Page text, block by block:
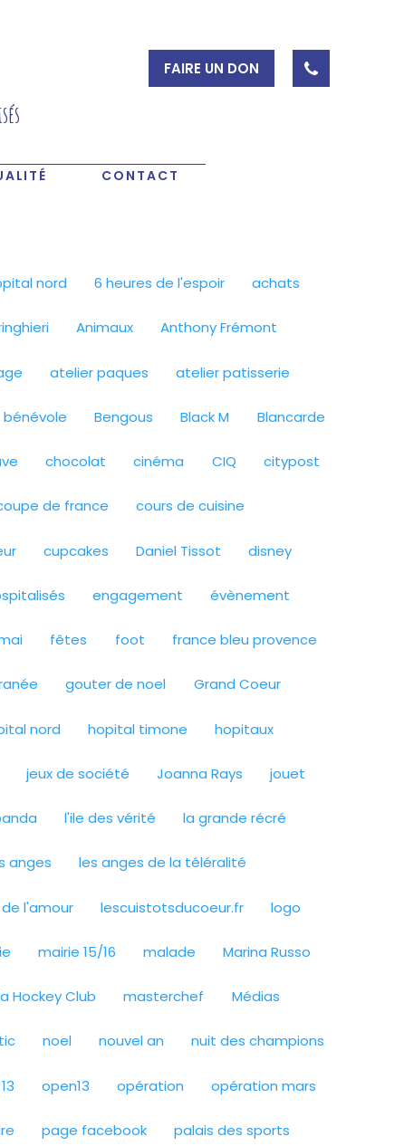
FAIRE UN DON
CONTACT
nord 6 heures de l'espoir achats
Animaux Anthony Frémont
atelier paques atelier patisserie
bénévole Bengous Black M Blancarde
chocolat cinéma CIQ citypost
de france cours de cuisine
cupcakes Daniel Tissot disney
engagement évènement
fêtes foot france bleu provence
gouter de noel Grand Coeur
nord hopital timone hopitaux
jeux de société Joanna Rays jouet
l'ile des vérité la grande récré
anges les anges de la téléralité
l'amour lescuistotsducoeur.fr logo
mairie 15/16 malade Marina Russo
Hockey Club masterchef Médias
noel nouvel an nuit des champions
open13 opération opération mars
page facebook palais des sports